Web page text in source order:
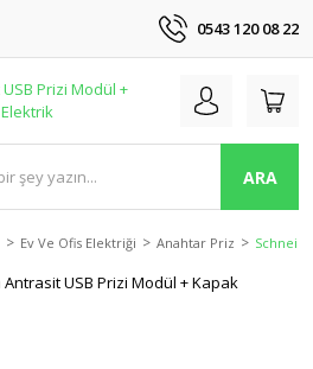
0543 120 08 22
ARA
Ev Ve Ofis Elektriği Anahtar Priz